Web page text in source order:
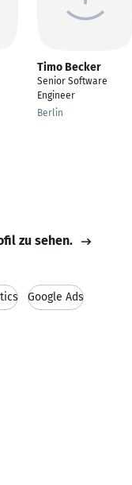
Timo Becker
Senior Software
Engineer
Berlin
zu sehen.
Google Ads